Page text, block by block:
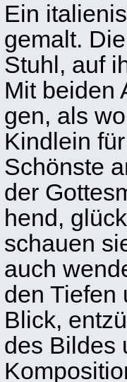
Ein
gemalt.
Stuhl, auf
Mit bei­den
gen, als
Kind­lein
Schönste
der
hend,
schauen
auch
den Tie­fen
Blick,
des Bil­des